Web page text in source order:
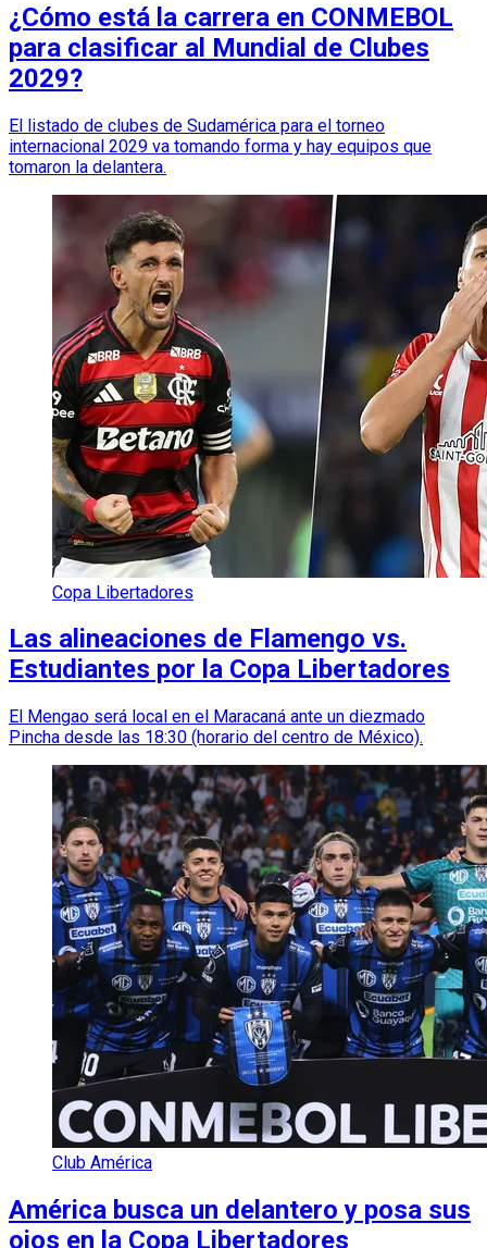
¿Cómo está la carrera en CONMEBOL
para clasificar al Mundial de Clubes
2029?
El listado de clubes de Sudamérica para el torneo
internacional 2029 va tomando forma y hay equipos que
tomaron la delantera.
Copa Libertadores
Las alineaciones de Flamengo vs.
Estudiantes por la Copa Libertadores
El Mengao será local en el Maracaná ante un diezmado
Pincha desde las 18:30 (horario del centro de México).
Club América
América busca un delantero y posa sus
ojos en la Copa Libertadores